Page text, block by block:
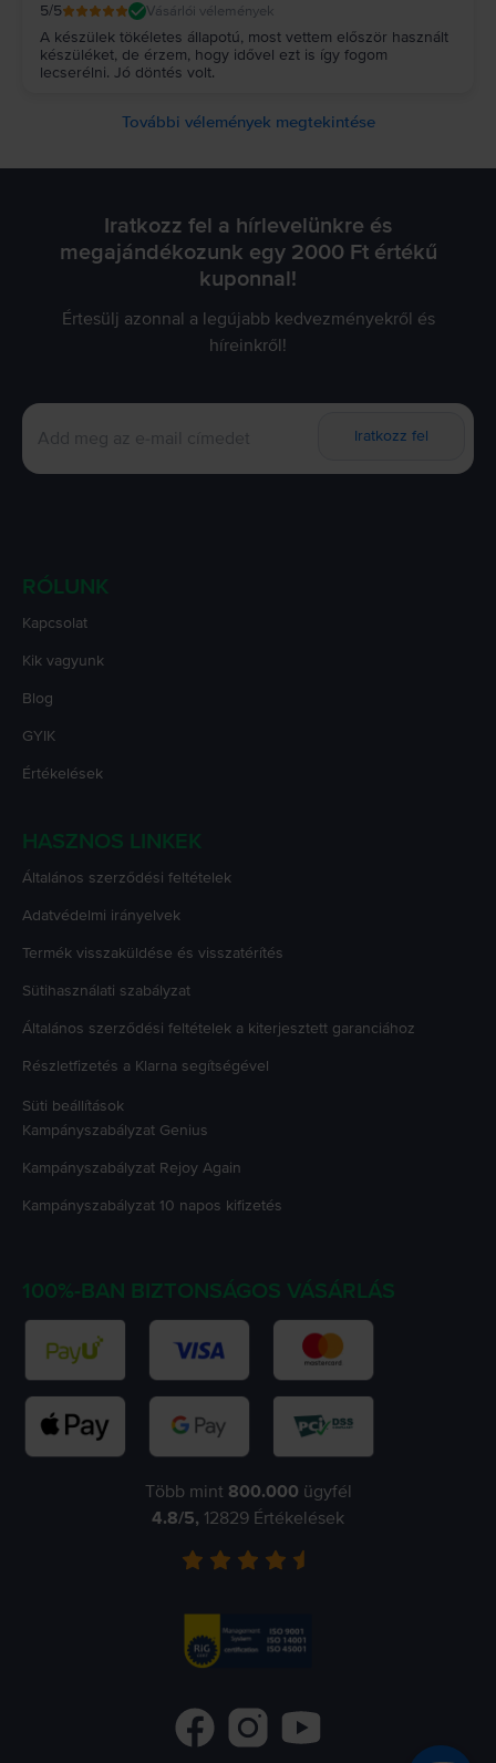
5/5 Vásárlói vélemények
A készülek tökéletes állapotú, most vettem először használt
készüléket, de érzem, hogy idővel ezt is így fogom
lecserélni. Jó döntés volt.
További vélemények megtekintése
Iratkozz fel a hírlevelünkre és
megajándékozunk egy 2000 Ft értékű
kuponnal!
Értesülj azonnal a legújabb kedvezményekről és
híreinkről!
Iratkozz fel
RÓLUNK
Kapcsolat
Kik vagyunk
Blog
GYIK
Értékelések
HASZNOS LINKEK
Általános szerződési feltételek
Adatvédelmi irányelvek
Termék visszaküldése és visszatérítés
Sütihasználati szabályzat
Általános szerződési feltételek a kiterjesztett garanciához
Részletfizetés a Klarna segítségével
Süti beállítások
Kampányszabályzat Genius
Kampányszabályzat Rejoy Again
Kampányszabályzat 10 napos kifizetés
100%-BAN BIZTONSÁGOS VÁSÁRLÁS
Több mint 800.000 ügyfél
4.8/5, 12829 Értékelések